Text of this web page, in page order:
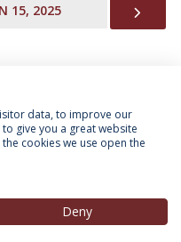
15, 2025
data, to improve our
give you a great website
cookies we use open the
Deny